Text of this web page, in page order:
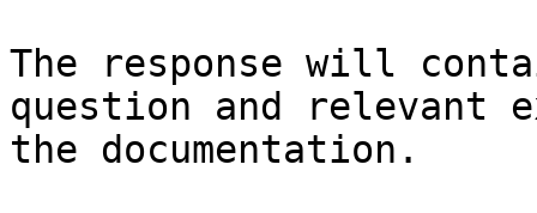
The response will
question and relevant
the documentation.